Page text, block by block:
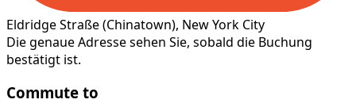
Eldridge Straße(Chinatown), New York City
Die genaue Adresse sehen Sie, sobald die Buchung
bestätigt ist.
Commute to